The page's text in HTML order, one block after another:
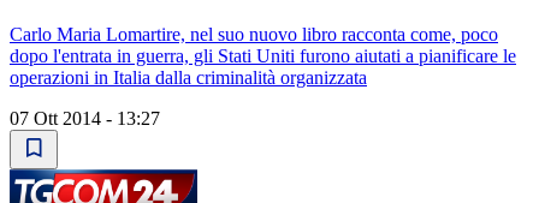
Carlo Maria Lomartire, nel suo nuovo libro racconta come, poco
dopo l'entrata in guerra, gli Stati Uniti furono aiutati a pianificare le
operazioni in Italia dalla criminalità organizzata
07 Ott 2014 - 13:27